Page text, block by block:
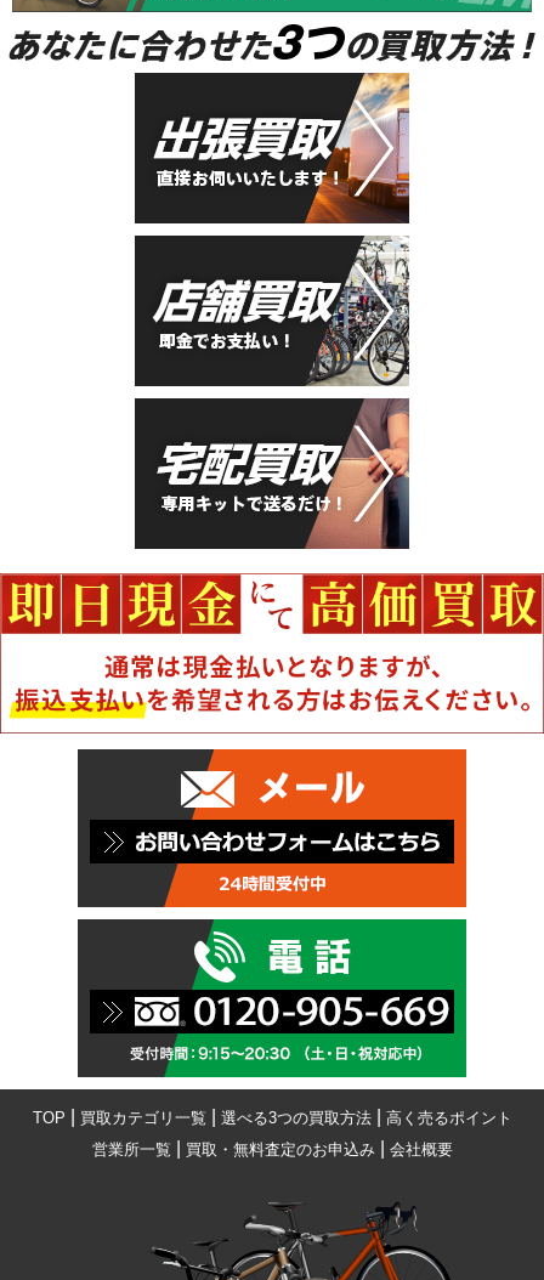
TOP 買取カテゴリ一覧 選べる3つの買取方法| 高く売るポイント
営業所一覧
買取・無料査定のお申込み| 会社概要